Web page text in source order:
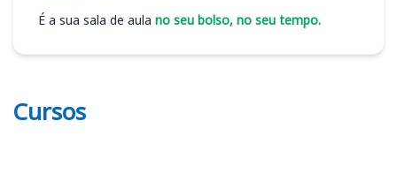
É a sua sala de aula no seu bolso, no seu tempo.
Cursos